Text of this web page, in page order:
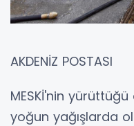
AKDENİZ POSTASI
MESKİ'nin
yoğun yağışlarda